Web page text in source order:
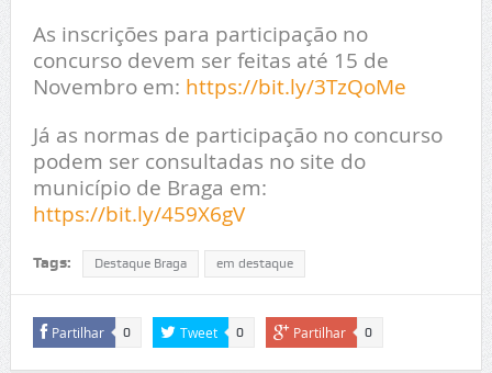
As inscrições para participação no
concurso devem ser feitas até 15 de
Novembro em: https://bit.ly/3TzQoMe
Já as normas de participação no concurso
podem ser consultadas no site do
município de Braga em:
https://bit.ly/459X6gV
Tags: Destaque Braga em destaque
Partilhar 0 Tweet 0 Partilhar 0